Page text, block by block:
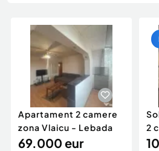
Animale de companie
Afaceri și echipamente
Inchiriere Bunuri si Vehicule
Piese auto si accesorii
Dacia Duster
Apartament 2 camere
zona Vlaicu - Lebada
69.000 eur
2